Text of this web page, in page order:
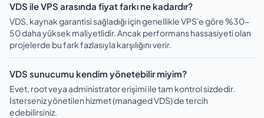
VDS ile VPS arasında fiyat farkı ne kadardır?
VDS, kaynak garantisi sağladığı için genellikle VPS'e göre %30-
50 daha yüksek maliyetlidir. Ancak performans hassasiyeti olan
projelerde bu fark fazlasıyla karşılığını verir.
VDS sunucumu kendim yönetebilir miyim?
Evet, root veya administrator erişimi ile tam kontrol sizdedir.
İsterseniz yönetilen hizmet (managed VDS) de tercih
edebilirsiniz.